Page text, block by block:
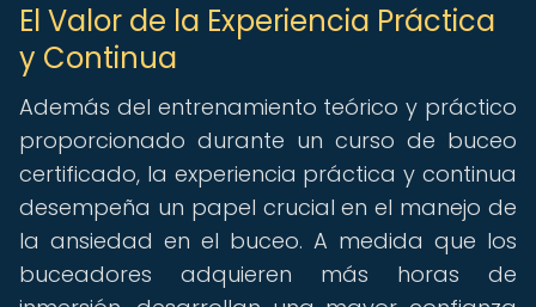
El Valor de la Experiencia Práctica
y Continua
Además del entrenamiento teórico y práctico
proporcionado durante un curso de buceo
certificado, la experiencia práctica y continua
desempeña un papel crucial en el manejo de
la ansiedad en el buceo. A medida que los
buceadores adquieren más horas de